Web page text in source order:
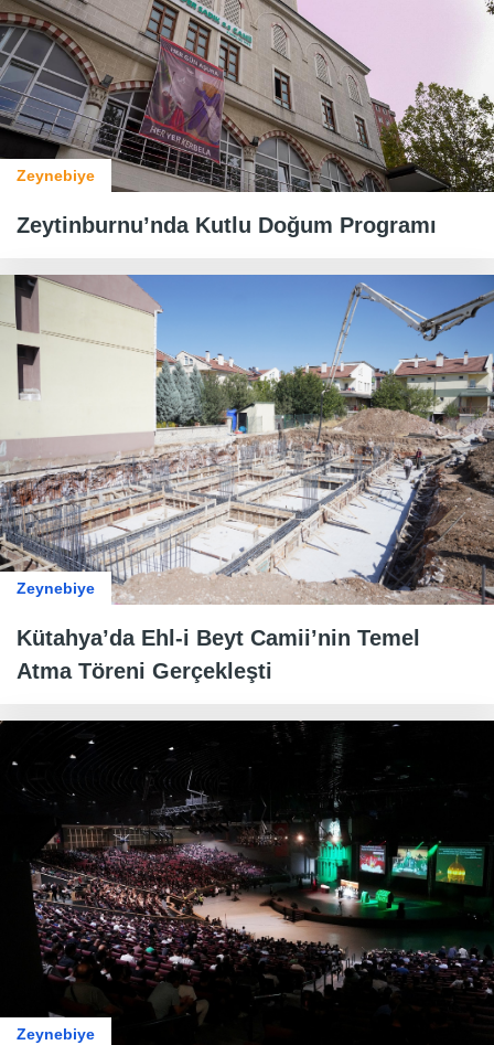
Zeynebiye
Zeytinburnu’nda Kutlu Doğum Programı
Zeynebiye
Kütahya’da Ehl-i Beyt Camii’nin Temel
Atma Töreni Gerçekleşti
Zeynebiye